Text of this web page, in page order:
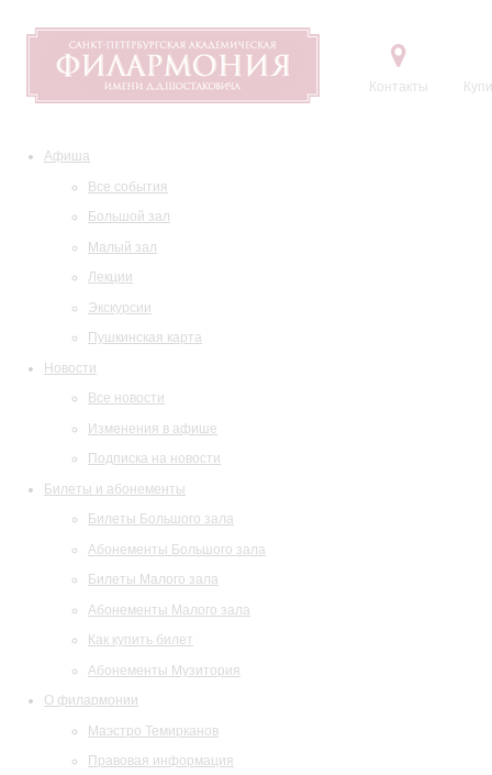
Контакты
Афиша
Все события
Большой зал
Малый зал
Лекции
Экскурсии
Пушкинская карта
Новости
Все новости
Изменения в афише
Подписка на новости
Билеты и абонементы
Билеты Большого зала
Абонементы Большого зала
Билеты Малого зала
Абонементы Малого зала
Как купить билет
Абонементы Музитория
О филармонии
Маэстро Темирканов
Правовая информация